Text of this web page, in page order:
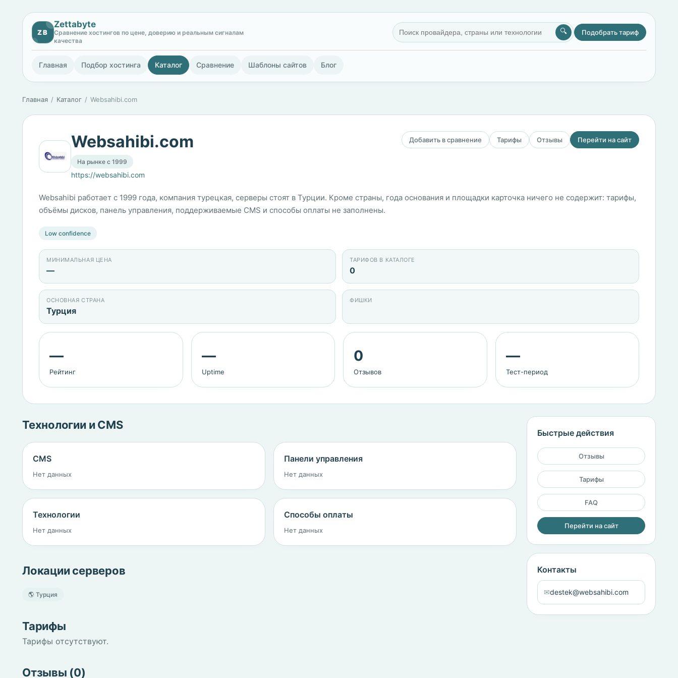
ZB
Zettabyte
Сравнение хостингов по цене, доверию и реальным сигналам
качества
🔍 Подобрать тариф
Главная Подбор хостинга Каталог Сравнение Шаблоны сайтов Блог
Главная Каталог Websahibi.com
Websahibi.com
На рынке с 1999
https://websahibi.com
Добавить в сравнение Тарифы Отзывы Перейти на сайт
Websahibi работает с 1999 года, компания турецкая, серверы стоят в Турции. Кроме страны, года основания и площадки карточка ничего не содержит: тарифы,
объёмы дисков, панель управления, поддерживаемые CMS и способы оплаты не заполнены.
Low confidence
МИНИМАЛЬНАЯ ЦЕНА
—
ТАРИФОВ В КАТАЛОГЕ
0
ОСНОВНАЯ СТРАНА
Турция
ФИШКИ
—
Рейтинг
—
Uptime
0
Отзывов
—
Тест-период
Технологии и CMS
CMS
Нет данных
Панели управления
Нет данных
Технологии
Нет данных
Способы оплаты
Нет данных
Локации серверов
🌎 Турция
Тарифы
Тарифы отсутствуют.
Отзывы (0)
Быстрые действия
Отзывы
Тарифы
FAQ
Перейти на сайт
Контакты
✉destek@websahibi.com